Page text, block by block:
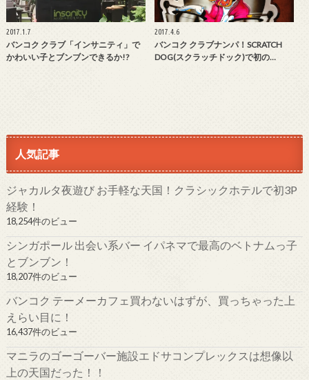
2017.1.7
バンコク クラブ「インサニティ」で
かわいい子とブンブンできるか!?
2017.4.6
バンコク クラブナンパ！SCRATCH
DOG(スクラッチドック)で初の…
人気記事
ジャカルタ夜遊び お手軽な天国！クラシックホテルで初3P
経験！
18,254件のビュー
シンガポール 出会い系バー イパネマで最高のベトナムっ子
とブンブン！
18,207件のビュー
バンコク テーメーカフェ買わないはずが、買っちゃった上
えらい目に！
16,437件のビュー
マニラのゴーゴーバー施設エドサコンプレックスは想像以
上の天国だった！！